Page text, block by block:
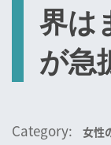
界は
が急
Category: 女性